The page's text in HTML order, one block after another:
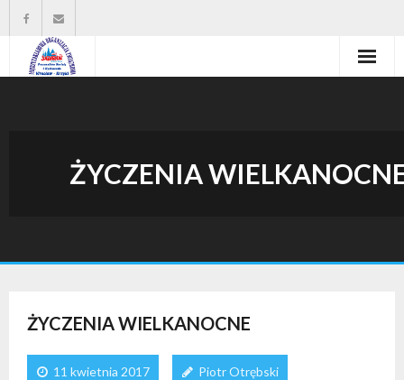
Do pobrania
ŻYCZENIA
ŻYCZENIA WIELKANOCNE
11 kwietnia 2017 Piotr Otrębski